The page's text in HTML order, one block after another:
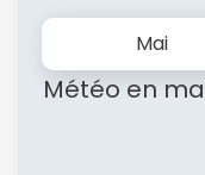
Mai
Météo en